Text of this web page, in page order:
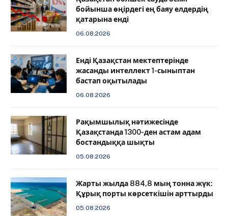
бойынша өңірдегі ең баяу елдердің
қатарына енді
06.08.2026
️Енді Қазақстан мектептерінде
жасанды интеллект 1-сыныптан
бастап оқытылады
06.08.2026
Рақымшылық нәтижесінде
Қазақстанда 1300-ден астам адам
бостандыққа шықты
05.08.2026
Жарты жылда 884,8 мың тонна жүк:
Құрық порты көрсеткішін арттырды
05.08.2026